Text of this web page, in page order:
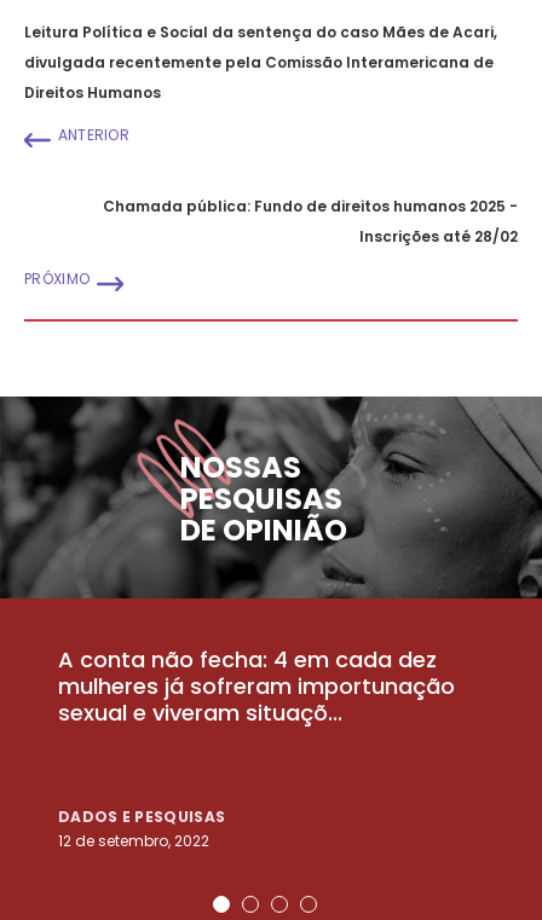
Leitura Política e Social da sentença do caso Mães de Acari,
divulgada recentemente pela Comissão Interamericana de
Direitos Humanos
ANTERIOR
Chamada pública: Fundo de direitos humanos 2025 -
Inscrições até 28/02
PRÓXIMO
NOSSAS
PESQUISAS
DE OPINIÃO
A conta não fecha: 4 em cada dez
mulheres já sofreram importunação
sexual e viveram situaçõ...
DADOS E PESQUISAS
12 de setembro, 2022